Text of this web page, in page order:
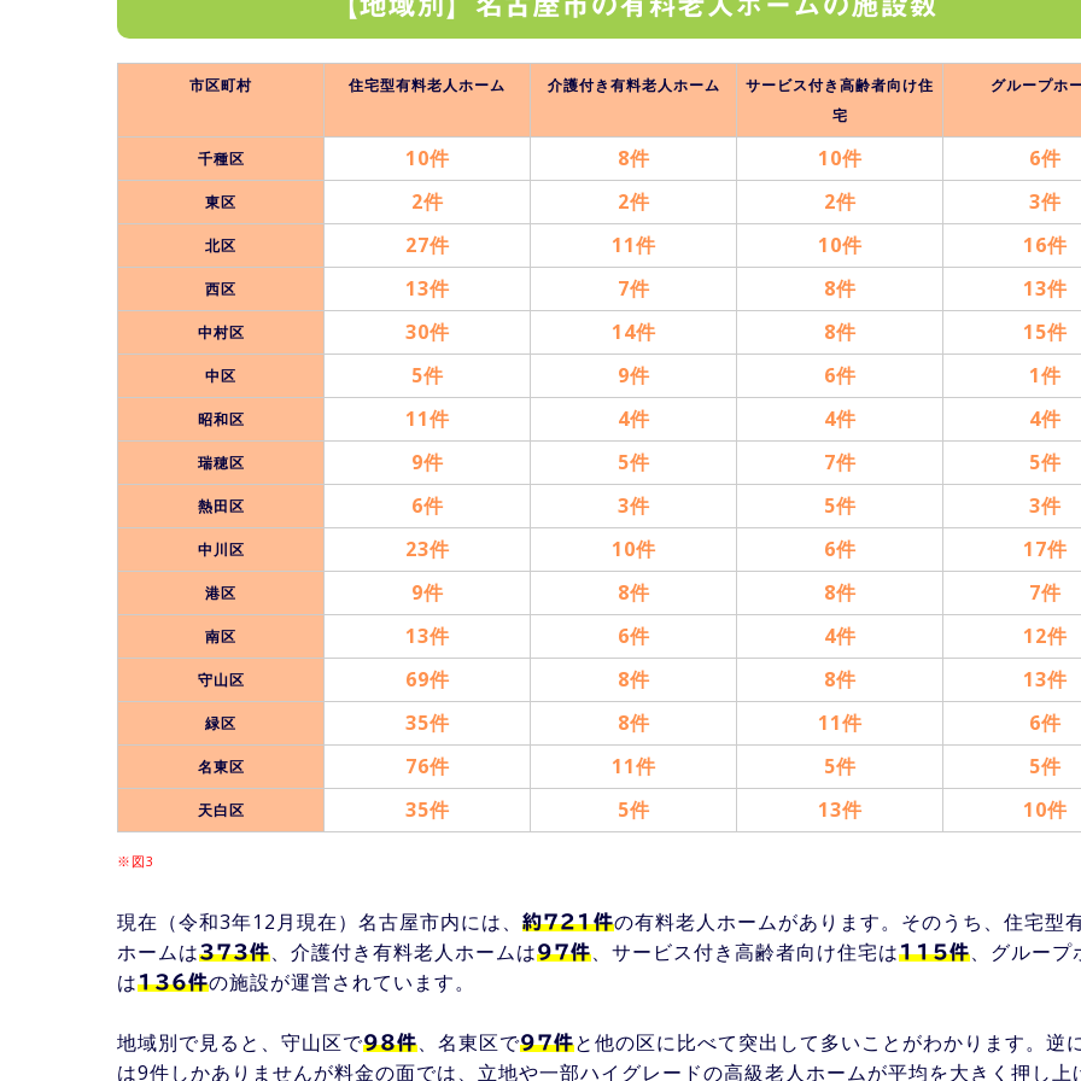
市区町村 住宅型有料老人ホーム 介護付き有料老人ホーム
サービス付き高齢者向け住
宅
グループホ
千種区 10件 8件 10件 6件
東区 2件 2件 2件 3件
北区 27件 11件 10件 16件
西区 13件 7件 8件 13件
中村区 30件 14件 8件 15件
中区 5件 9件 6件 1件
昭和区 11件 4件 4件 4件
瑞穂区 9件 5件 7件 5件
熱田区 6件 3件 5件 3件
中川区 23件 10件 6件 17件
港区 9件 8件 8件 7件
南区 13件 6件 4件 12件
守山区 69件 8件 8件 13件
緑区 35件 8件 11件 6件
名東区 76件 11件 5件 5件
天白区 35件 5件 13件 10件
※図3
現在（令和3年12月現在）名古屋市内には、 約721件の有料老人ホームがあります。 そのうち、住宅型
ホームは373件、介護付き有料老人ホームは97件、サービス付き高齢者向け住宅は115件、グループ
は136件の施設が運営されています。
地域別で見ると、守山区で98件、名東区で97件と他の区に比べて突出して多いことがわかります。逆
は9件しかありませんが料金の面では、立地や一部ハイグレードの高級老人ホームが平均を大きく押し上